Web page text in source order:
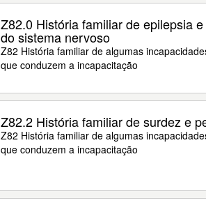
Z82.0 História familiar de epilepsia
do sistema nervoso
Z82 História familiar de algumas
que conduzem a incapacitação
Z82.2 História familiar de surdez e
Z82 História familiar de algumas
que conduzem a incapacitação